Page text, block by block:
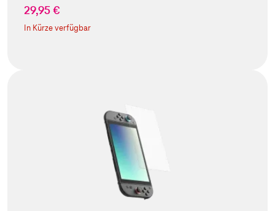
29,95 €
In Kürze verfügbar